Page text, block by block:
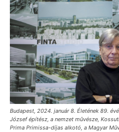
Budapest, 2024. január 8. Életének 89.
József építész, a nemzet mûvésze,
Prima Primissa-díjas alkotó, a Magyar